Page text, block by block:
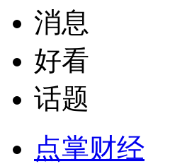
消息
好看
话题
点掌财经